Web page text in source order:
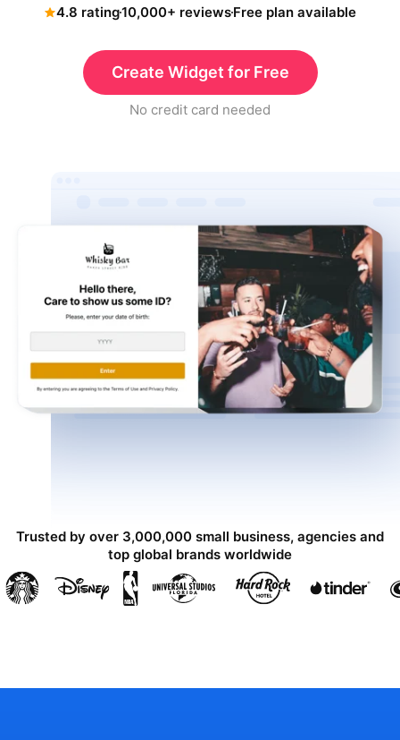
4.8 rating10,000+ reviewsFree plan available
Create Widget for Free
No credit card needed
Trusted by over 3,000,000 small business, agencies and
top global brands worldwide